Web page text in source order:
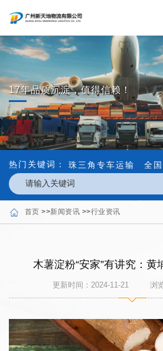
17年品质沉淀，值得信赖！
热门关键词： 珠三角专车运输 全
首页 >>新闻资讯 >>行业资讯
木薯淀粉“安家”有讲究：黄
更新时间：2024-11-21 浏览